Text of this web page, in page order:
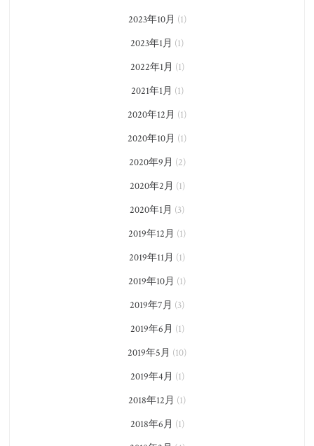
2023年10月 (1)
2023年1月 (1)
2022年1月 (1)
2021年1月 (1)
2020年12月 (1)
2020年10月 (1)
2020年9月 (2)
2020年2月 (1)
2020年1月 (3)
2019年12月 (1)
2019年11月 (1)
2019年10月 (1)
2019年7月 (3)
2019年6月 (1)
2019年5月 (10)
2019年4月 (1)
2018年12月 (1)
2018年6月 (1)